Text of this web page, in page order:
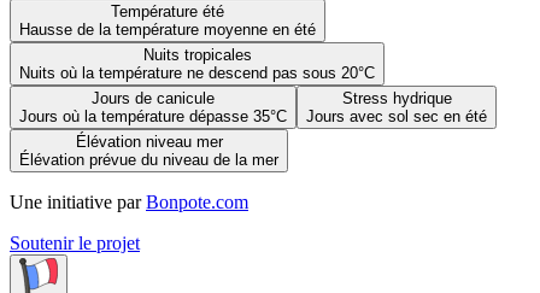
Température été
Hausse de la température moyenne en été
Nuits tropicales
Nuits où la température ne descend pas sous 20°C
Jours de canicule
Jours où la température dépasse 35°C
Stress hydrique
Jours avec sol sec en été
Élévation niveau mer
Élévation prévue du niveau de la mer
Une initiative par Bonpote.com
Soutenir le projet